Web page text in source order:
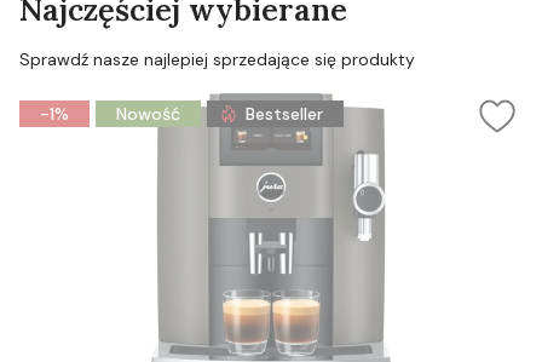
Najczęściej wybierane
Sprawdź nasze najlepiej sprzedające się produkty
-1% Nowość Bestseller